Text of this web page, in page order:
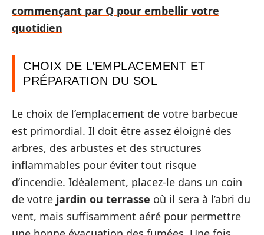
commençant par Q pour embellir votre
quotidien
CHOIX DE L’EMPLACEMENT ET
PRÉPARATION DU SOL
Le choix de l’emplacement de votre barbecue
est primordial. Il doit être assez éloigné des
arbres, des arbustes et des structures
inflammables pour éviter tout risque
d’incendie. Idéalement, placez-le dans un coin
de votre jardin ou terrasse où il sera à l’abri du
vent, mais suffisamment aéré pour permettre